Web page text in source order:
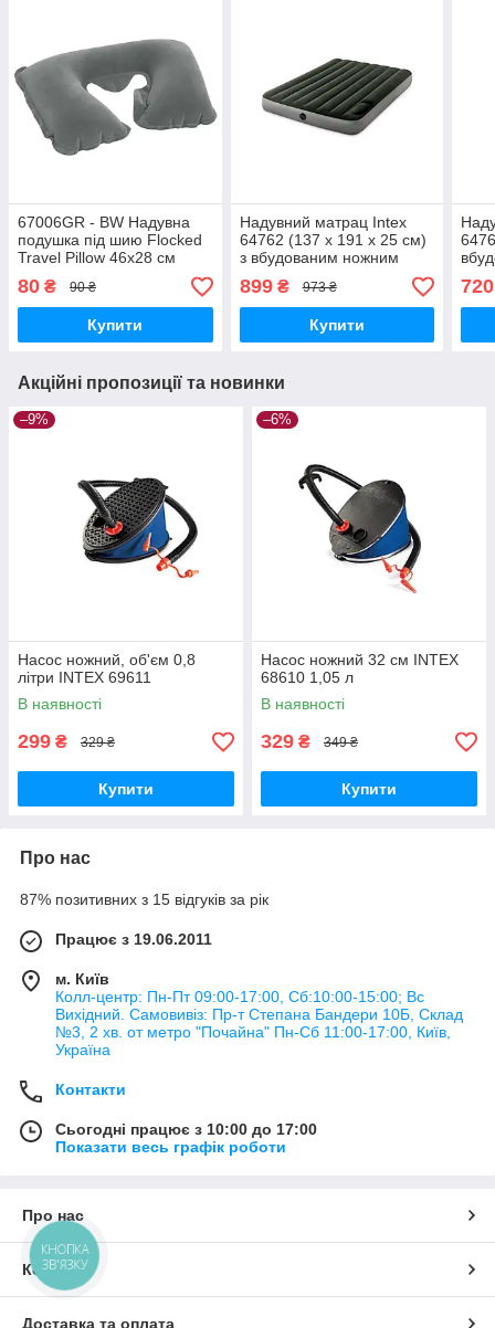
67006GR - BW Надувна
подушка під шию Flocked
Travel Pillow 46х28 см
80 ₴ 90 ₴
Купити
Надувний матрац Intex
64762 (137 x 191 x 25 см)
з вбудованим ножним
насосом
899₴ 973 ₴
Купити
720
Акційні пропозиції та новинки
–9%
Насос ножний, об'єм 0,8
літри INTEX 69611
В наявності
299 ₴ 329 ₴
Купити
–6%
Насос ножний 32 см ІNTEX
68610 1,05 л
В наявності
329 ₴ 349 ₴
Купити
Про нас
87% позитивних з 15 відгуків за рік
Працює з 19.06.2011
м. Київ
Колл-центр: Пн-Пт 09:00-17:00, Сб:10:00-15:00; Вс
Вихідний. Самовивіз: Пр-т Степана Бандери 10Б, Склад
№3, 2 хв. от метро "Почайна" Пн-Cб 11:00-17:00, Київ,
Україна
Контакти
Сьогодні працює з 10:00 до 17:00
Показати весь графік роботи
Про нас
Контакти
Доставка та оплата
КНОПКА
ЗВ'ЯЗКУ